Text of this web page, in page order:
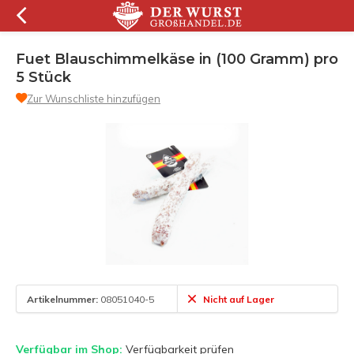
Fuet Blauschimmelkäse in (100 Gramm) pro
5 Stück
Zur Wunschliste hinzufügen
Artikelnummer: 08051040-5 Nicht auf Lager
Verfügbar im Shop: Verfügbarkeit prüfen